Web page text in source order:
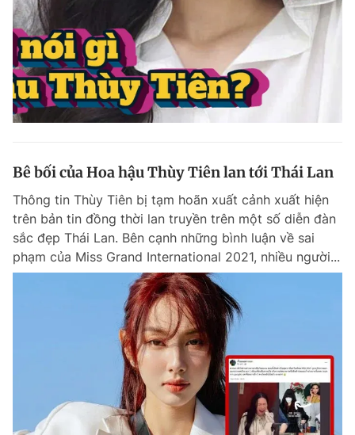
Bê bối của Hoa hậu Thùy Tiên lan tới Thái Lan
Thông tin Thùy Tiên bị tạm hoãn xuất cảnh xuất hiện
trên bản tin đồng thời lan truyền trên một số diễn đàn
sắc đẹp Thái Lan. Bên cạnh những bình luận về sai
phạm của Miss Grand International 2021, nhiều người...